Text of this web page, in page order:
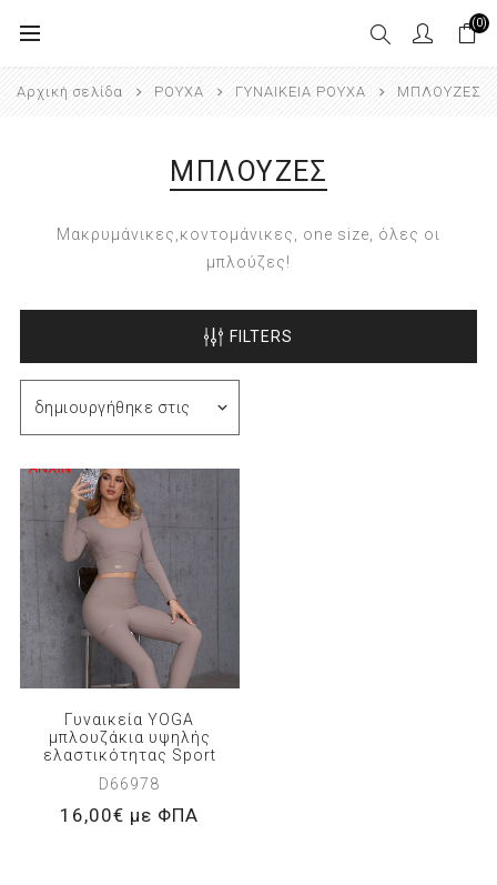
(0)
Αρχική σελίδα ΡΟΥΧΑ ΓΥΝΑΙΚΕΙΑ ΡΟΥΧΑ ΜΠΛΟΥΖΕΣ
ΜΠΛΟΥΖΕΣ
Μακρυμάνικες,κοντομάνικες, one size, όλες οι
μπλούζες!
FILTERS
Γυναικεία YOGA
μπλουζάκια υψηλής
ελαστικότητας Sport
D66978
16,00€ με ΦΠΑ